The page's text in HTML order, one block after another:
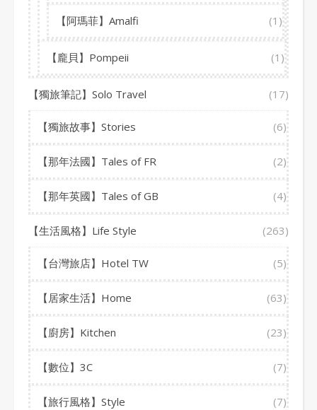
【阿瑪菲】Amalfi (1)
【龐貝】Pompeii (1)
【獨旅筆記】Solo Travel (17)
【獨旅故事】Stories (6)
【那年法國】Tales of FR (2)
【那年英國】Tales of GB (4)
【生活風格】Life Style (263)
【台灣旅店】Hotel TW (5)
【居家生活】Home (63)
【廚房】Kitchen (23)
【數位】3C (7)
【旅行風格】Style (7)